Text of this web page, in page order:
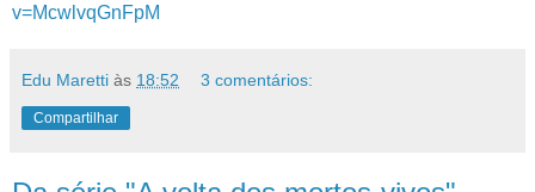
v=McwlvqGnFpM
Edu Maretti às 18:52 3 comentários:
Compartilhar